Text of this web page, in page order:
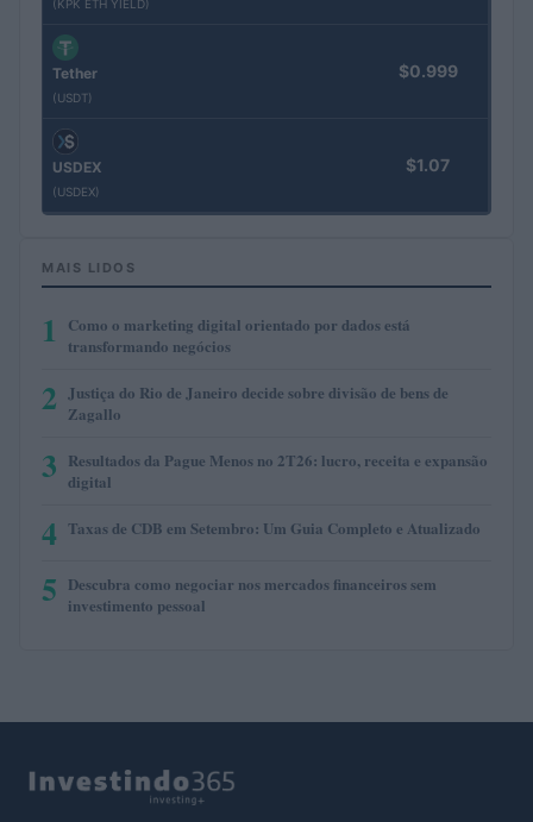
(KPK ETH YIELD)
Tether
(USDT)
$0.999
USDEX
(USDEX)
$1.07
MAIS LIDOS
1
Como o marketing digital orientado por dados está
transformando negócios
2
Justiça do Rio de Janeiro decide sobre divisão de bens de
Zagallo
3 Resultados da Pague Menos no 2T26: lucro, receita e expansão
digital
4 Taxas de CDB em Setembro: Um Guia Completo e Atualizado
5 Descubra como negociar nos mercados financeiros sem
investimento pessoal